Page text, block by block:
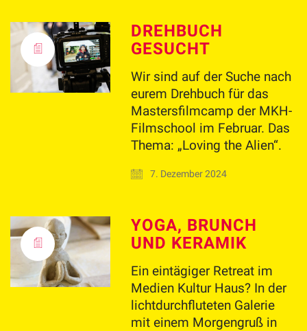
DREHBUCH
GESUCHT
Wir sind auf der Suche nach
eurem Drehbuch für das
Mastersfilmcamp der MKH-
Filmschool im Februar. Das
Thema: „Loving the Alien“.
7. Dezember 2024
YOGA, BRUNCH
UND KERAMIK
Ein eintägiger Retreat im
Medien Kultur Haus? In der
lichtdurchfluteten Galerie
mit einem Morgengruß in